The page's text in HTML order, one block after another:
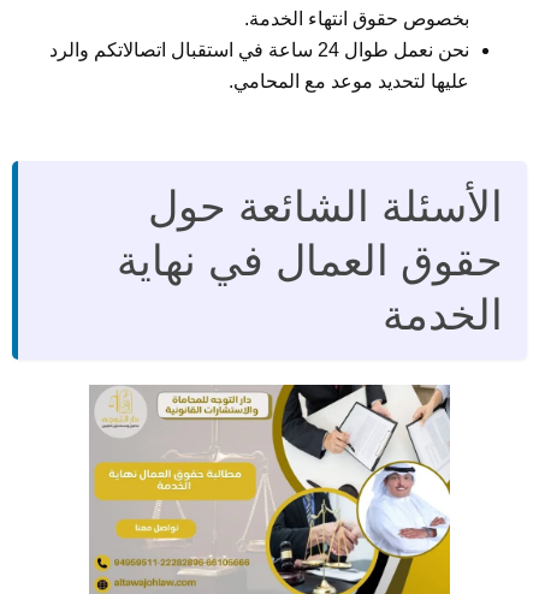
بخصوص حقوق انتهاء الخدمة.
نحن نعمل طوال 24 ساعة في استقبال اتصالاتكم والرد
عليها لتحديد موعد مع المحامي.
الأسئلة الشائعة حول
حقوق العمال في نهاية
الخدمة